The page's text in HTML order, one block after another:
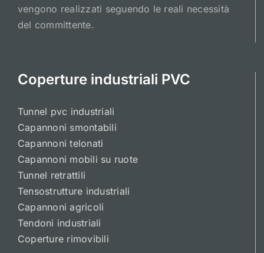
vengono realizzati seguendo le reali necessità
del committente.
Coperture industriali PVC
Tunnel pvc industriali
Capannoni smontabili
Capannoni telonati
Capannoni mobili su ruote
Tunnel retrattili
Tensostrutture industriali
Capannoni agricoli
Tendoni industriali
Coperture rimovibili